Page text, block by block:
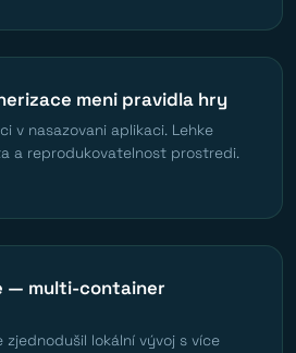
meni pravidla hry
v nasazovani aplikaci. Lehke
a reprodukovatelnost prostredi.
— multi-container
lokální vývoj s více